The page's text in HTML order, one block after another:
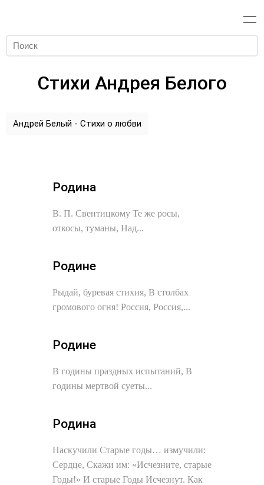
Стихи Андрея Белого
Андрей Белый - Стихи о любви
Родина
В. П. Свентицкому Те же росы,
откосы, туманы, Над...
Родине
Рыдай, буревая стихия, В столбах
громового огня! Россия, Россия,...
Родине
В годины праздных испытаний, В
годины мертвой суеты...
Родина
Наскучили Старые годы… измучили:
Сердце, Скажи им: «Исчезните, старые
Годы!» И старые Годы Исчезнут. Как